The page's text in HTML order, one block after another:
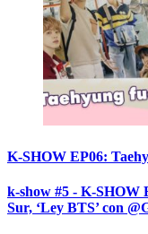
K-SHOW EP06:
k-show #5 - K-SHOW
Sur, ‘Ley BTS’ con